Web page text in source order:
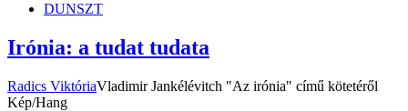
DUNSZT
Irónia: a tudat tudata
Radics ViktóriaVladimir Jankélévitch "Az irónia" című kötetéről
Kép/Hang